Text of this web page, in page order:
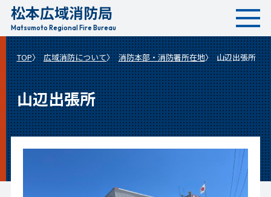
へ
移
動
松本広域消防局
Matsumoto Regional Fire Bureau
TOP 広域消防について 消防本部・消防署所在地 山辺出張所
山辺出張所